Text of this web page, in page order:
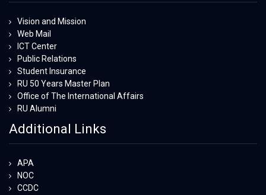
Vision and Mission
Web Mail
ICT Center
Public Relations
Student Insurance
RU 50 Years Master Plan
Office of The International Affairs
RU Alumni
Additional Links
APA
NOC
CCDC